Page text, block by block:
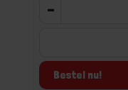
-
Bestel nu!